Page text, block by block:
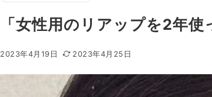
「女性用のリアップを2年
2023年4月19日 2023年4月25日